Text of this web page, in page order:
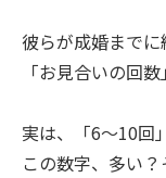
彼らが成婚までに
「お見合いの回
実は、「6〜10回
この数字、多い